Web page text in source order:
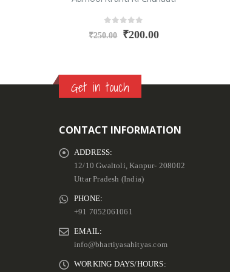
out of 5
₹250.00 ₹200.00
Get in touch
CONTACT INFORMATION
ADDRESS:
12/10 Gwaltoli, Kanpur- 208002
Uttar Pradesh (India)
PHONE:
+91 7052061061
EMAIL:
info@bhartiyasahityas.com
WORKING DAYS/HOURS: